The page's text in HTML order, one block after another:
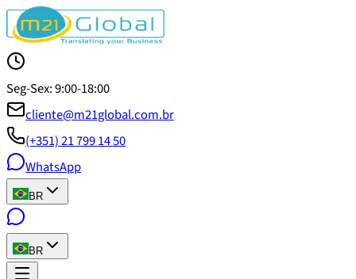
Seg-Sex: 9:00-18:00
cliente@m21global.com.br
(+351) 21 799 14 50
WhatsApp
BR
BR